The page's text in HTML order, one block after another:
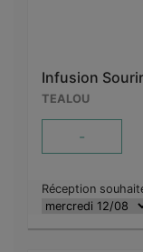
Infusion
TEALOU
-
Réception